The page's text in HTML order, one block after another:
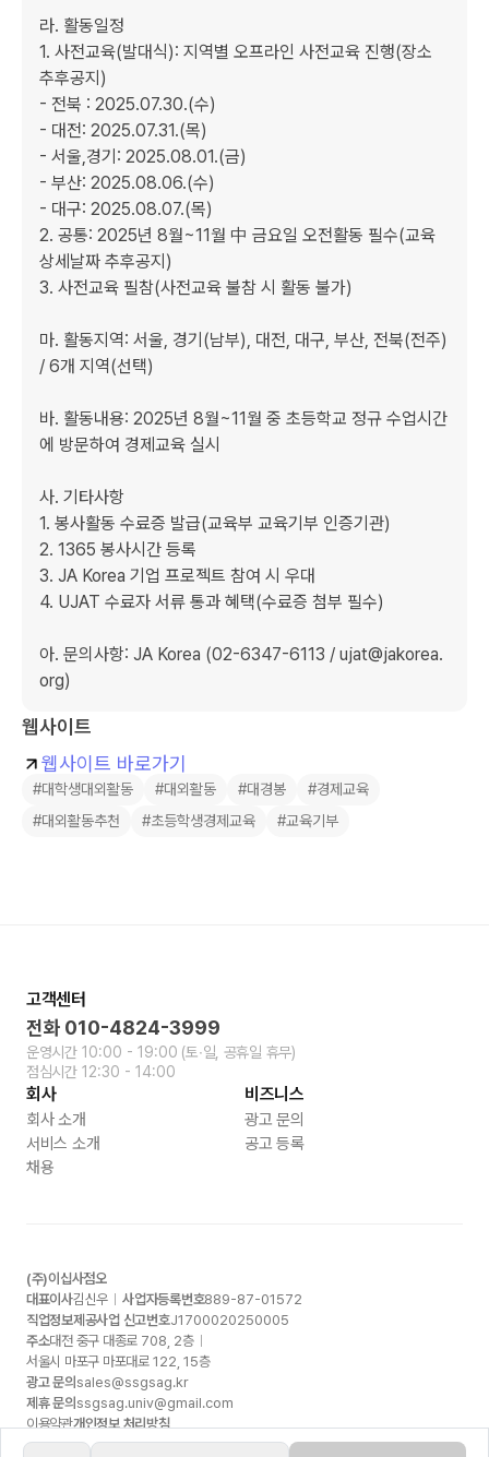
라. 활동일정
1. 사전교육(발대식): 지역별 오프라인 사전교육 진행(장소
추후공지)
- 전북 : 2025.07.30.(수)
- 대전: 2025.07.31.(목)
- 서울,경기: 2025.08.01.(금)
- 부산: 2025.08.06.(수)
- 대구: 2025.08.07.(목)
2. 공통: 2025년 8월~11월 中 금요일 오전활동 필수(교육
상세날짜 추후공지)
3. 사전교육 필참(사전교육 불참 시 활동 불가)
마. 활동지역: 서울, 경기(남부), 대전, 대구, 부산, 전북(전주)
/ 6개 지역(선택)
바. 활동내용: 2025년 8월~11월 중 초등학교 정규 수업시간
에 방문하여 경제교육 실시
사. 기타사항
1. 봉사활동 수료증 발급(교육부 교육기부 인증기관)
2. 1365 봉사시간 등록
3. JA Korea 기업 프로젝트 참여 시 우대
4. UJAT 수료자 서류 통과 혜택(수료증 첨부 필수)
아. 문의사항: JA Korea (02-6347-6113 / ujat@jakorea.
org)
웹사이트
웹사이트 바로가기
#대학생대외활동 #대외활동 #대경봉
#경제교육
#대외활동추천
#초등학생경제교육 #교육기부
고객센터
전화 010-4824-3999
운영시간 10:00 - 19:00 (토∙일, 공휴일 휴무)
점심시간 12:30 - 14:00
회사
회사 소개
서비스 소개
채용
비즈니스
광고 문의
공고 등록
(주)이십사점오
대표이사김신우 사업자등록번호889-87-01572
직업정보제공사업 신고번호J1700020250005
주소대전 중구 대종로 708, 2층
서울시 마포구 마포대로 122, 15층
광고 문의 sales@ssgsag.kr
제휴 문의 ssgsag.univ@gmail.com
이용약관개인정보 처리방침